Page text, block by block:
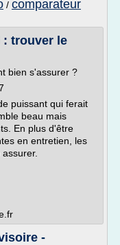
/ comparateur
: trouver le
bien s'assurer ?
puissant qui ferait
beau mais
En plus d'être
en entretien, les
-